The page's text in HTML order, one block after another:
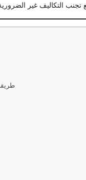
التكاليف غير
2.